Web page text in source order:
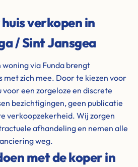
verkopen in
/ Sint Jansgea
via Funda brengt
met zich mee. Door te kiezen voor
voor een zorgeloze en discrete
bezichtigingen, geen publicatie
verkoopzekerheid. Wij zorgen
afhandeling en nemen alle
weg.
met de koper in